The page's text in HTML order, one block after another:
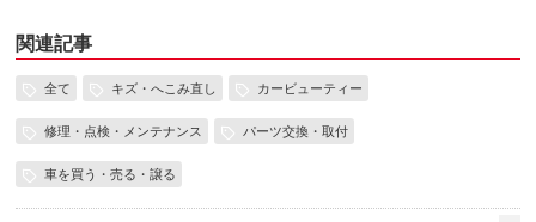
関連記事
全て キズ・へこみ直し カービューティー
修理・点検・メンテナンス パーツ交換・取付
車を買う・売る・譲る